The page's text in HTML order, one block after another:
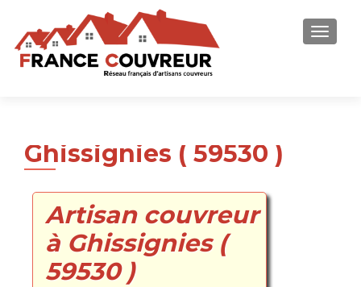
Ghissignies ( 59530 )
Artisan couvreur
à Ghissignies (
59530 )